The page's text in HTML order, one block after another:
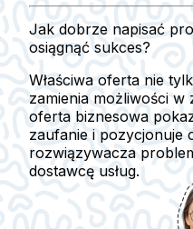
Jak dobrze napisać
osiągnąć sukces?
Właściwa oferta nie
zamienia możliwości w
oferta biznesowa
zaufanie i pozycjonuje
rozwiązywacza
dostawcę usług.